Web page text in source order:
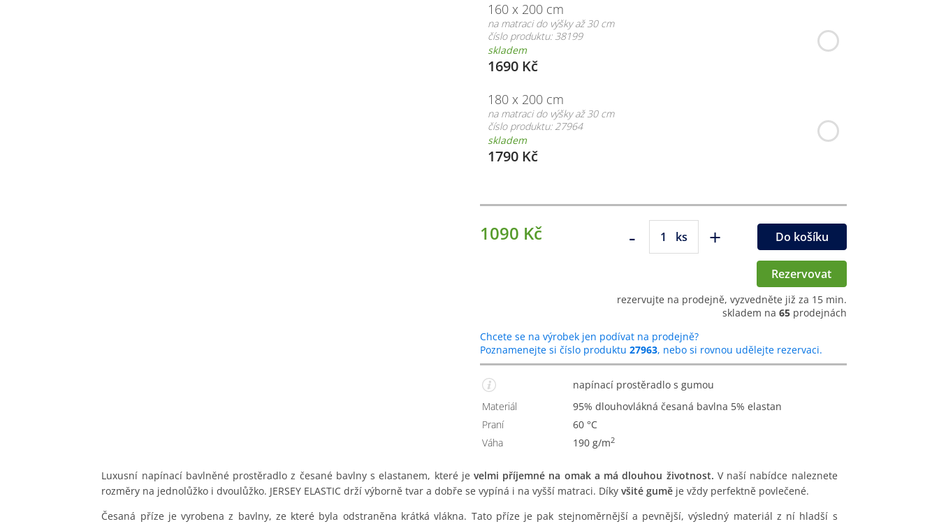
160 x 200 cm
na matraci do výšky až 30 cm
číslo produktu: 38199
skladem
1690 Kč
180 x 200 cm
na matraci do výšky až 30 cm
číslo produktu: 27964
skladem
1790 Kč
1090 Kč - ks + Do košíku
Rezervovat
rezervujte na prodejně, vyzvedněte již za 15 min.
skladem na 65 prodejnách
Chcete se na výrobek jen podívat na prodejně?
Poznamenejte si číslo produktu 27963, nebo si rovnou udělejte rezervaci.
napínací prostěradlo s gumou
Materiál
95% dlouhovlákná česaná bavlna 5% elastan
Praní
60 °C
Váha
190 g/m2
Luxusní napínací bavlněné prostěradlo z česané bavlny s elastanem, které je velmi příjemné na omak a má dlouhou životnost. V naší nabídce naleznete
rozměry na jednolůžko i dvoulůžko. JERSEY ELASTIC drží výborně tvar a dobře se vypíná i na vyšší matraci. Díkyvšité gumě je vždy perfektně povlečené.
Česaná příze je vyrobena z bavlny, ze které byla odstraněna krátká vlákna. Tato příze je pak stejnoměrnější a pevnější, výsledný materiál z ní hladší s